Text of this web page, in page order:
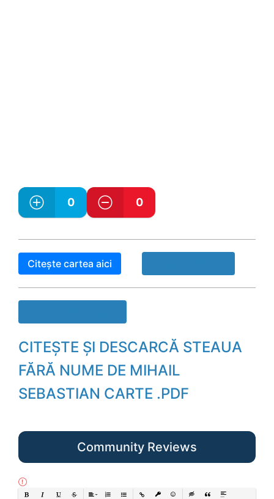
0 0
Citește cartea aici
CITEȘTE ȘI DESCARCĂ STEAUA
FĂRĂ NUME DE MIHAIL
SEBASTIAN CARTE .PDF
Community Reviews